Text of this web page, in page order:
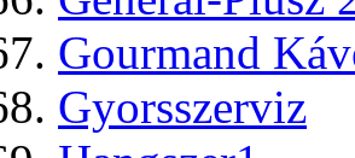
Gourmand
Gyorsszerviz